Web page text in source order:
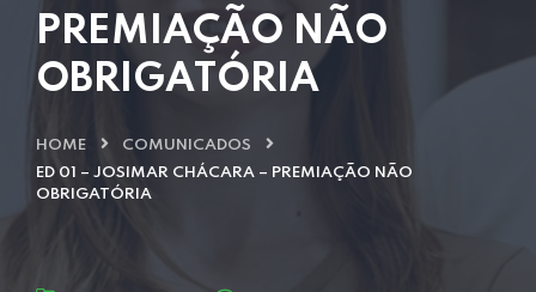
PREMIAÇÃO NÃO
OBRIGATÓRIA
HOME
COMUNICADOS
ED 01 – JOSIMAR CHÁCARA – PREMIAÇÃO NÃO
OBRIGATÓRIA